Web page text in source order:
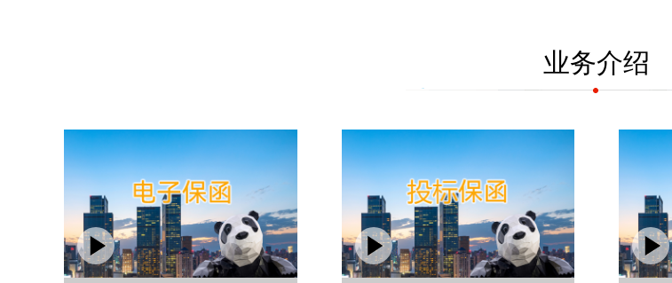
业务介绍